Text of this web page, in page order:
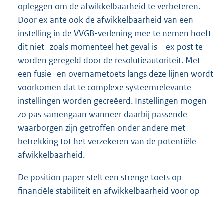
opleggen om de afwikkelbaarheid te verbeteren.
Door ex ante ook de afwikkelbaarheid van een
instelling in de VVGB-verlening mee te nemen hoeft
dit niet- zoals momenteel het geval is – ex post te
worden geregeld door de resolutieautoriteit. Met
een fusie- en overnametoets langs deze lijnen wordt
voorkomen dat te complexe systeemrelevante
instellingen worden gecreëerd. Instellingen mogen
zo pas samengaan wanneer daarbij passende
waarborgen zijn getroffen onder andere met
betrekking tot het verzekeren van de potentiële
afwikkelbaarheid.
De position paper stelt een strenge toets op
financiële stabiliteit en afwikkelbaarheid voor op